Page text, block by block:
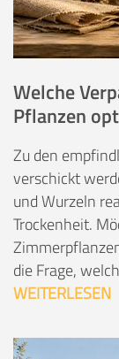
Welche
Pflanzen
Zu den
verschickt
und Wurzeln
Trockenheit.
die Frage,
WEITERLESEN